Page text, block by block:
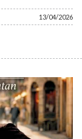
13/04/2026